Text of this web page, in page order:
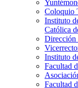
Coloquio
Instituto
Católica
Dirección
Instituto
Facultad
Facultad